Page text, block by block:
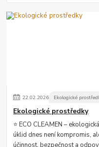
22.02.2026 Ekologické
Ekologické prostředky
⭐ ECO CLEAMEN –
úklid dnes není kompromis,
účinnost, bezpečnost a